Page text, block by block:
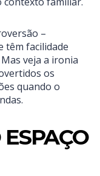
–
têm facilidade
veja a ironia
os
quando o